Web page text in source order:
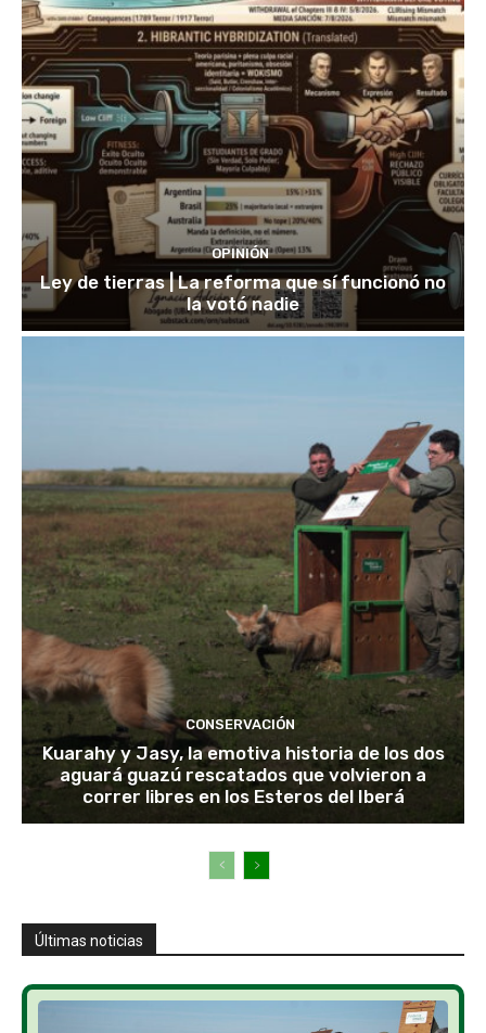
OPINIÓN
Ley de tierras | La reforma que sí funcionó no
la votó nadie
CONSERVACIÓN
Kuarahy y Jasy, la emotiva historia de los dos
aguará guazú rescatados que volvieron a
correr libres en los Esteros del Iberá
Últimas noticias